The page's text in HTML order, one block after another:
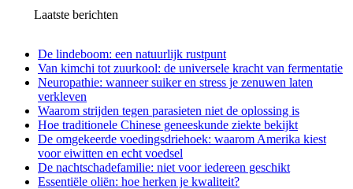
Laatste berichten
De lindeboom: een natuurlijk rustpunt
Van kimchi tot zuurkool: de universele kracht van fermentatie
Neuropathie: wanneer suiker en stress je zenuwen laten
verkleven
Waarom strijden tegen parasieten niet de oplossing is
Hoe traditionele Chinese geneeskunde ziekte bekijkt
De omgekeerde voedingsdriehoek: waarom Amerika kiest
voor eiwitten en echt voedsel
De nachtschadefamilie: niet voor iedereen geschikt
Essentiële oliën: hoe herken je kwaliteit?